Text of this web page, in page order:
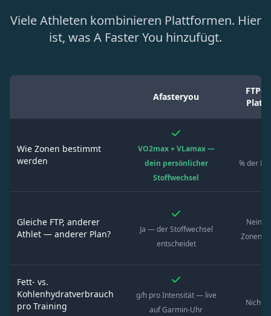
Viele Athleten kombinieren Plattformen. Hier
ist, was A Faster You hinzufügt.
Afasteryou
FTP-
Wie Zonen bestimmt
werden
VO2max + VLamax —
dein persönlicher
Stoffwechsel
% der
Gleiche FTP, anderer
Athlet — anderer Plan?
Ja — der Stoffwechsel
entscheidet
Nein
Zonen
Fett- vs.
Kohlenhydratverbrauch
pro Training
g/h pro Intensität — live
auf Garmin-Uhr
Nicht